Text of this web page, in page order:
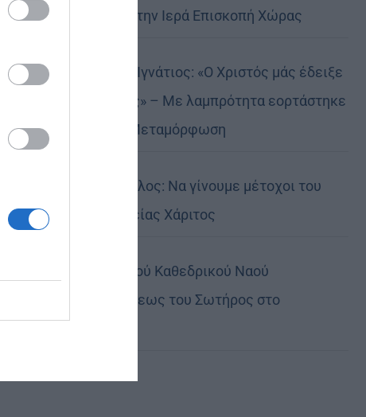
Αυστραλίας στην Ιερά Επισκοπή Χώρας
Δημητριάδος Ιγνάτιος: «Ο Χριστός μάς έδειξε
το μέλλον μας» – Με λαμπρότητα εορτάστηκε
στον Βόλο η Μεταμόρφωση
Κορίνθου Παύλος: Να γίνουμε μέτοχοι του
φωτός της Θείας Χάριτος
Πανήγυρη Ιερού Καθεδρικού Ναού
Μεταμορφώσεως του Σωτήρος στο